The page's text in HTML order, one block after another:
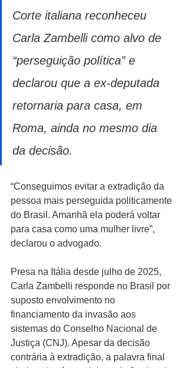
Corte italiana reconheceu
Carla Zambelli como alvo de
“perseguição política” e
declarou que a ex-deputada
retornaria para casa, em
Roma, ainda no mesmo dia
da decisão.
“Conseguimos evitar a extradição da
pessoa mais perseguida politicamente
do Brasil. Amanhã ela poderá voltar
para casa como uma mulher livre”,
declarou o advogado.
Presa na Itália desde julho de 2025,
Carla Zambelli responde no Brasil por
suposto envolvimento no
financiamento da invasão aos
sistemas do Conselho Nacional de
Justiça (CNJ). Apesar da decisão
contrária à extradição, a palavra final